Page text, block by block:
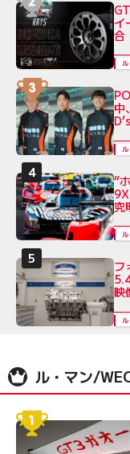
イ
合
中
“
究
フ
映
ル・マン/